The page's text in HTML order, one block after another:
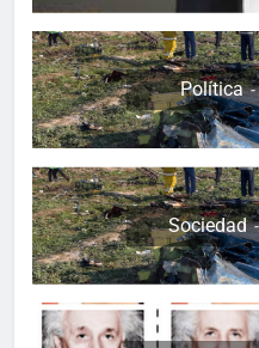
Política
Sociedad